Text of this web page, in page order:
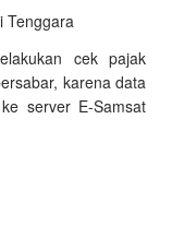
Tenggara
cek pajak
karena data
server E-Samsat